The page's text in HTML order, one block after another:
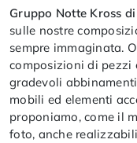
Gruppo Notte Kross
sulle nostre
sempre immaginata.
composizioni di pezzi
gradevoli
mobili ed elementi
proponiamo, come il
foto, anche